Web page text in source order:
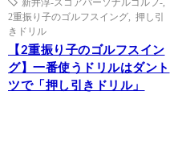
2重振り子のゴルフスイング
押し引
きドリル
【2重振り子のゴルフスイン
グ】一番使うドリルはダント
ツで「押し引きドリル」